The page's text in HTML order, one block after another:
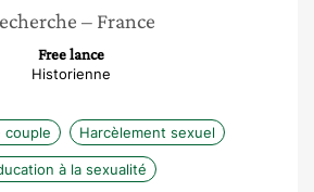
– France
Free lance
Historienne
couple Harcèlement sexuel
à la sexualité